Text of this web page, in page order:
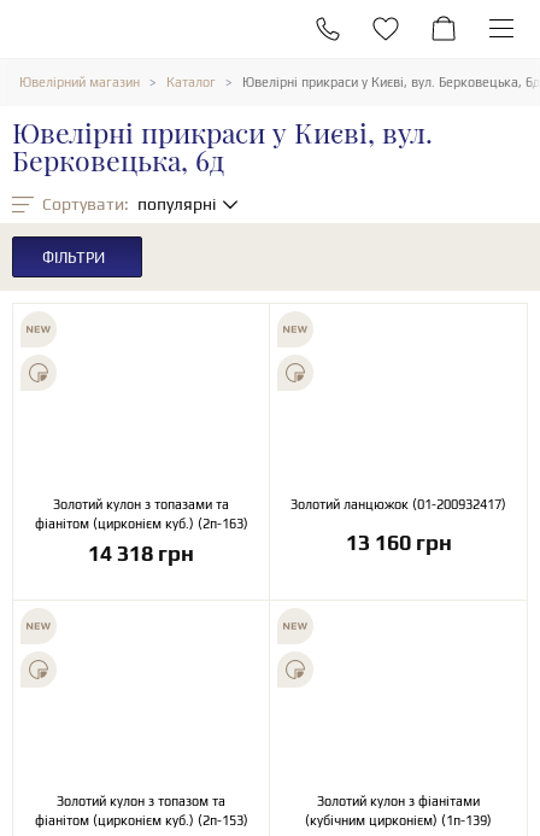
Ювелірний магазин Каталог Ювелірні прикраси у Києві, вул. Берковецька, 6д
Ювелірні прикраси у Києві, вул.
Берковецька, 6д
Сортувати: популярні
ФІЛЬТРИ
Золотий кулон з топазами та
фіанітом (цирконієм куб.) (2п-163)
14 318 грн
Золотий ланцюжок (01-200932417)
13 160 грн
Золотий кулон з топазом та
фіанітом (цирконієм куб.) (2п-153)
Золотий кулон з фіанітами
(кубічним цирконієм) (1п-139)